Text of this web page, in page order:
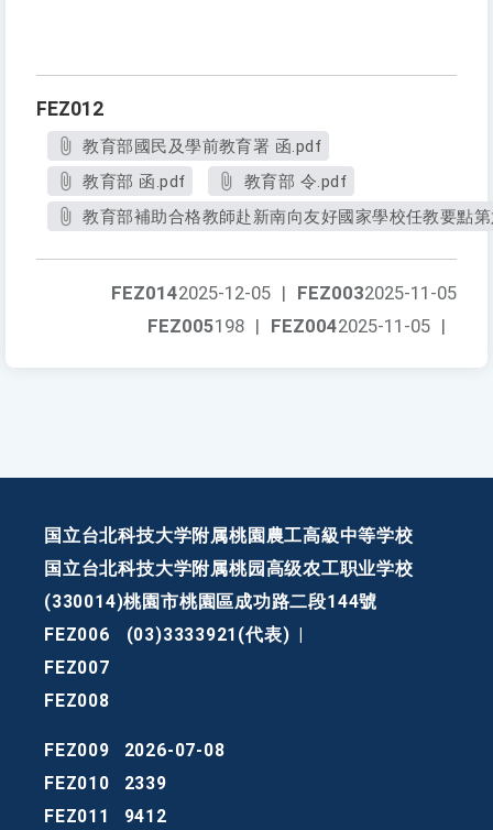
FEZ012
教育部國民及學前教育署 函.pdf
教育部 函.pdf
教育部 令.pdf
教育部補助合格教師赴新南向友好國家學校任教要點
FEZ0032025-11-05
FEZ0142025-12-05 |
FEZ0042025-11-05 |
FEZ005198 |
国立台北科技大学附属桃園農工高級中等学校
国立台北科技大学附属桃园高级农工职业学校
(330014)桃園市桃園區成功路二段144號
FEZ006
(03)3333921(代表)
FEZ007
FEZ008
FEZ009
2026-07-08
FEZ010
2339
FEZ011
9412